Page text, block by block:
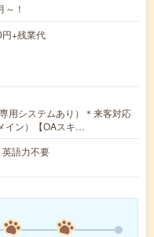
！
+残業代
用システムあり）＊来客対応
イン）【OAスキ…
語力不要